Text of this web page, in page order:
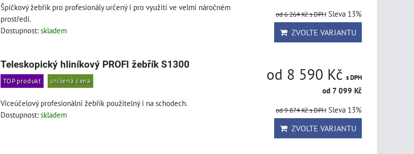
Špičkový žebřík pro profesionály určený i pro využití ve velmi náročném
prostředí.
Dostupnost: skladem
od 6 264 Kčs DPH Sleva 13%
ZVOLTE VARIANTU
Teleskopický hliníkový PROFI žebřík S1300
TOP produkt snížená cena
Víceúčelový profesionální žebřík použitelný i na schodech.
Dostupnost: skladem
od 8 590 Kč s DPH
od 7 099 Kč
od 9 874 Kčs DPH Sleva 13%
ZVOLTE VARIANTU